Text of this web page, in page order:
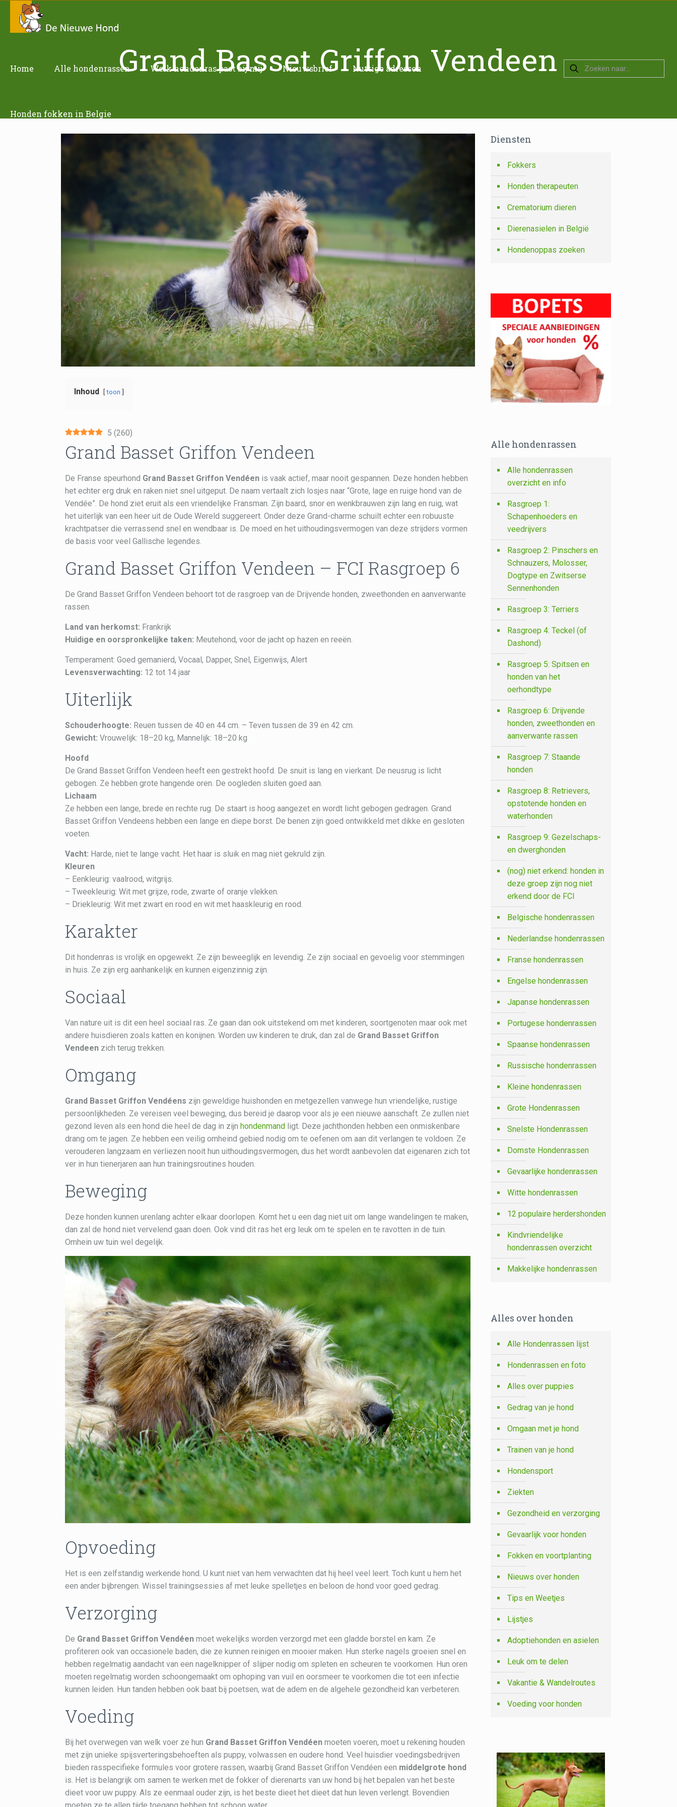
Home Alle hondenrassen Welk hondenras past bij mij Nieuwsbrief Nuttige adressen
Honden fokken in Belgie
Grand Basset Griffon Vendeen
Inhoud toon
5 (260)
Grand Basset Griffon Vendeen
De Franse speurhond Grand Basset Griffon Vendéen is vaak actief, maar nooit gespannen. Deze honden hebben
het echter erg druk en raken niet snel uitgeput. De naam vertaalt zich losjes naar “Grote, lage en ruige hond van de
Vendée”. De hond ziet eruit als een vriendelijke Fransman. Zijn baard, snor en wenkbrauwen zijn lang en ruig, wat
het uiterlijk van een heer uit de Oude Wereld suggereert. Onder deze Grand-charme schuilt echter een robuuste
krachtpatser die verrassend snel en wendbaar is. De moed en het uithoudingsvermogen van deze strijders vormen
de basis voor veel Gallische legendes.
Grand Basset Griffon Vendeen – FCI Rasgroep 6
De Grand Basset Griffon Vendeen behoort tot de rasgroep van de Drijvende honden, zweethonden en aanverwante
rassen.
Land van herkomst: Frankrijk
Huidige en oorspronkelijke taken: Meutehond, voor de jacht op hazen en reeën.
Temperament: Goed gemanierd, Vocaal, Dapper, Snel, Eigenwijs, Alert
Levensverwachting: 12 tot 14 jaar
Uiterlijk
Schouderhoogte: Reuen tussen de 40 en 44 cm. – Teven tussen de 39 en 42 cm.
Gewicht: Vrouwelijk: 18–20 kg, Mannelijk: 18–20 kg
Hoofd
De Grand Basset Griffon Vendeen heeft een gestrekt hoofd. De snuit is lang en vierkant. De neusrug is licht
gebogen. Ze hebben grote hangende oren. De oogleden sluiten goed aan.
Lichaam
Ze hebben een lange, brede en rechte rug. De staart is hoog aangezet en wordt licht gebogen gedragen. Grand
Basset Griffon Vendeens hebben een lange en diepe borst. De benen zijn goed ontwikkeld met dikke en gesloten
voeten.
Vacht: Harde, niet te lange vacht. Het haar is sluik en mag niet gekruld zijn.
Kleuren
– Eenkleurig: vaalrood, witgrijs.
– Tweekleurig: Wit met grijze, rode, zwarte of oranje vlekken.
– Driekleurig: Wit met zwart en rood en wit met haaskleurig en rood.
Karakter
Dit hondenras is vrolijk en opgewekt. Ze zijn beweeglijk en levendig. Ze zijn sociaal en gevoelig voor stemmingen
in huis. Ze zijn erg aanhankelijk en kunnen eigenzinnig zijn.
Sociaal
Van nature uit is dit een heel sociaal ras. Ze gaan dan ook uitstekend om met kinderen, soortgenoten maar ook met
andere huisdieren zoals katten en konijnen. Worden uw kinderen te druk, dan zal de Grand Basset Griffon
Vendeen zich terug trekken.
Omgang
Grand Basset Griffon Vendéens zijn geweldige huishonden en metgezellen vanwege hun vriendelijke, rustige
persoonlijkheden. Ze vereisen veel beweging, dus bereid je daarop voor als je een nieuwe aanschaft. Ze zullen niet
gezond leven als een hond die heel de dag in zijnhondenmand ligt. Deze jachthonden hebben een onmiskenbare
drang om te jagen. Ze hebben een veilig omheind gebied nodig om te oefenen om aan dit verlangen te voldoen. Ze
verouderen langzaam en verliezen nooit hun uithoudingsvermogen, dus het wordt aanbevolen dat eigenaren zich tot
ver in hun tienerjaren aan hun trainingsroutines houden.
Beweging
Deze honden kunnen urenlang achter elkaar doorlopen. Komt het u een dag niet uit om lange wandelingen te maken,
dan zal de hond niet vervelend gaan doen. Ook vind dit ras het erg leuk om te spelen en te ravotten in de tuin.
Omhein uw tuin wel degelijk.
Opvoeding
Het is een zelfstandig werkende hond. U kunt niet van hem verwachten dat hij heel veel leert. Toch kunt u hem het
een ander bijbrengen. Wissel trainingsessies af met leuke spelletjes en beloon de hond voor goed gedrag.
Verzorging
De Grand Basset Griffon Vendéen moet wekelijks worden verzorgd met een gladde borstel en kam. Ze
profiteren ook van occasionele baden, die ze kunnen reinigen en mooier maken. Hun sterke nagels groeien snel en
hebben regelmatig aandacht van een nagelknipper of slijper nodig om spleten en scheuren te voorkomen. Hun oren
moeten regelmatig worden schoongemaakt om ophoping van vuil en oorsmeer te voorkomen die tot een infectie
kunnen leiden. Hun tanden hebben ook baat bij poetsen, wat de adem en de algehele gezondheid kan verbeteren.
Voeding
Bij het overwegen van welk voer ze hun Grand Basset Griffon Vendéen moeten voeren, moet u rekening houden
met zijn unieke spijsverteringsbehoeften als puppy, volwassen en oudere hond. Veel huisdier voedingsbedrijven
bieden rasspecifieke formules voor grotere rassen, waarbij Grand Basset Griffon Vendéen een middelgrote hond
is. Het is belangrijk om samen te werken met de fokker of dierenarts van uw hond bij het bepalen van het beste
dieet voor uw puppy. Als ze eenmaal ouder zijn, is het beste dieet het dieet dat hun leven verlengt. Bovendien
Diensten
Fokkers
Honden therapeuten
Crematorium dieren
Dierenasielen in België
Hondenoppas zoeken
Alle hondenrassen
Alle hondenrassen
overzicht en info
Rasgroep 1:
Schapenhoeders en
veedrijvers
Rasgroep 2: Pinschers en
Schnauzers, Molosser,
Dogtype en Zwitserse
Sennenhonden
Rasgroep 3: Terriers
Rasgroep 4: Teckel (of
Dashond)
Rasgroep 5: Spitsen en
honden van het
oerhondtype
Rasgroep 6: Drijvende
honden, zweethonden en
aanverwante rassen
Rasgroep 7: Staande
honden
Rasgroep 8: Retrievers,
opstotende honden en
waterhonden
Rasgroep 9: Gezelschaps-
en dwerghonden
(nog) niet erkend: honden in
deze groep zijn nog niet
erkend door de FCI
Belgische hondenrassen
Nederlandse hondenrassen
Franse hondenrassen
Engelse hondenrassen
Japanse hondenrassen
Portugese hondenrassen
Spaanse hondenrassen
Russische hondenrassen
Kleine hondenrassen
Grote Hondenrassen
Snelste Hondenrassen
Domste Hondenrassen
Gevaarlijke hondenrassen
Witte hondenrassen
12 populaire herdershonden
Kindvriendelijke
hondenrassen overzicht
Makkelijke hondenrassen
Alles over honden
Alle Hondenrassen lijst
Hondenrassen en foto
Alles over puppies
Gedrag van je hond
Omgaan met je hond
Trainen van je hond
Hondensport
Ziekten
Gezondheid en verzorging
Gevaarlijk voor honden
Fokken en voortplanting
Nieuws over honden
Tips en Weetjes
Lijstjes
Adoptiehonden en asielen
Leuk om te delen
Vakantie & Wandelroutes
Voeding voor honden